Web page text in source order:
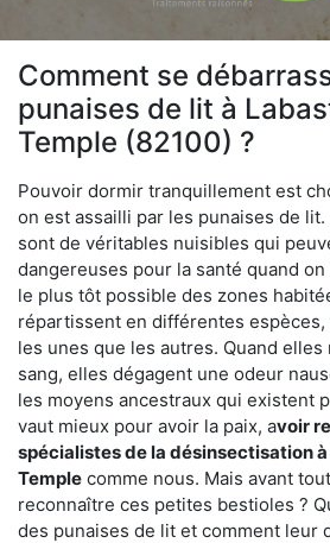
Comment se
punaises de lit à
Temple (82100) ?
Pouvoir dormir tranquillement est
on est assailli par les punaises de
sont de véritables nuisibles qui
dangereuses pour la santé quand
le plus tôt possible des zones
répartissent en différentes
les unes que les autres. Quand
sang, elles dégagent une odeur
les moyens ancestraux qui existent
vaut mieux pour avoir la paix, avoir
spécialistes de la désinsectisation
Temple comme nous. Mais avant
reconnaître ces petites bestioles ?
des punaises de lit et comment leur